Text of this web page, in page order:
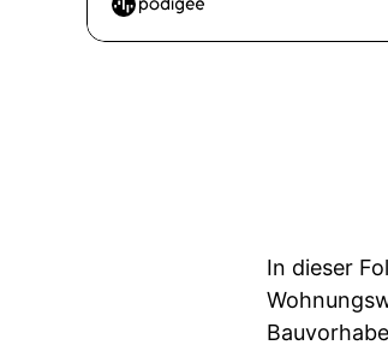
In dieser